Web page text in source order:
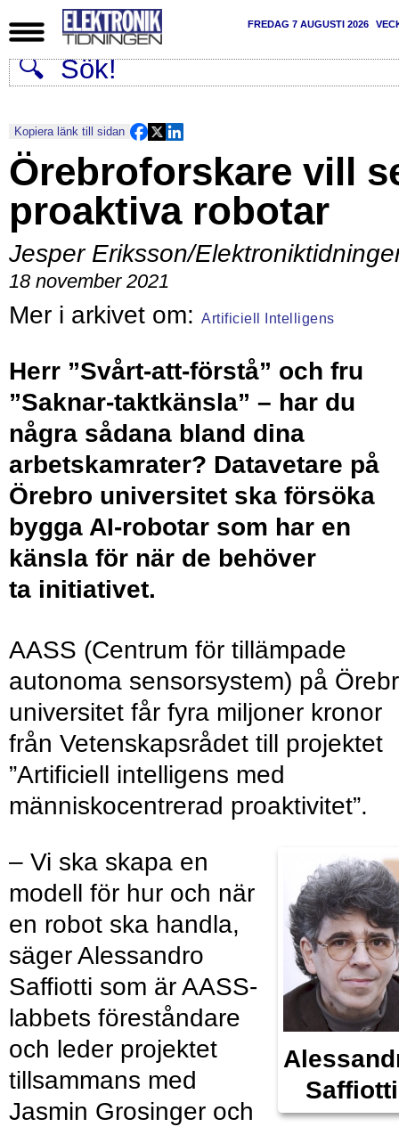
FREDAG 7 AUGUSTI 2026
Kopiera länk till sidan
Örebroforskare vill
proaktiva robotar
Jesper Eriksson/
18 november 2021
Artificiell Intelligens
Herr ”Svårt-att-förstå” och fru
”Saknar-taktkänsla” – har du
några sådana bland dina
arbetskamrater? Datavetare på
Örebro universitet ska försöka
bygga AI-robotar som har en
känsla för när de behöver
ta initiativet.
AASS (Centrum för tillämpade
autonoma sensorsystem) på
universitet får fyra miljoner kronor
från Vetenskapsrådet till projektet
”Artificiell intelligens med
människocentrerad proaktivitet”.
Saffiotti
– Vi ska skapa en
modell för hur och när
en robot ska handla,
säger Alessandro
Saffiotti som är AASS-
labbets föreståndare
och leder projektet
tillsammans med
Jasmin Grosinger och